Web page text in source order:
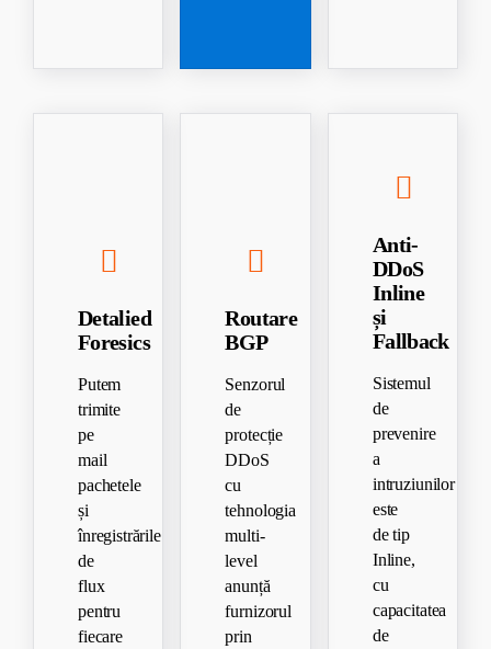
Detalied
Foresics
Putem
trimite
pe
mail
pachetele
și
înregistrările
de
flux
pentru
fiecare
Routare
BGP
Senzorul
de
protecție
DDoS
cu
tehnologia
multi-
level
anunță
furnizorul
prin
Anti-
DDoS
Inline
și
Fallback
Sistemul
de
prevenire
a
intruziunilor
este
de tip
Inline,
cu
capacitatea
de